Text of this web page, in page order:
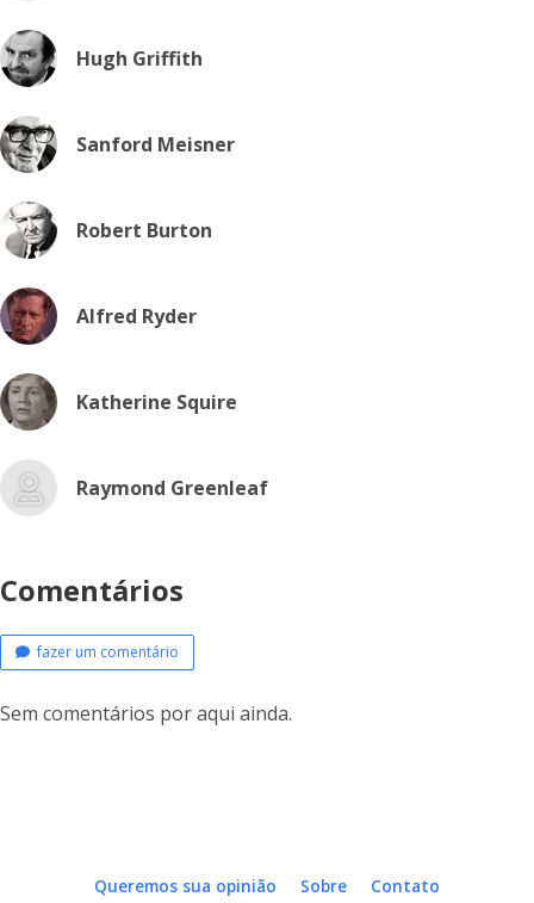
Hugh Griffith
Sanford Meisner
Robert Burton
Alfred Ryder
Katherine Squire
Raymond Greenleaf
Comentários
fazer um comentário
Sem comentários por aqui ainda.
Queremos sua opinião Sobre Contato